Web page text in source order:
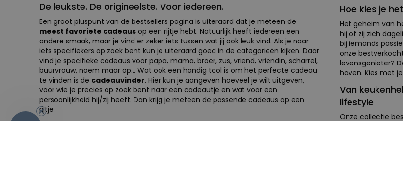
De leukste. De origineelste. Voor iedereen.
Een groot pluspunt van de bestsellers pagina is uiteraard dat je meteen de
meest favoriete cadeaus op een rijtje hebt. Natuurlijk heeft iedereen een
andere smaak, maar je vind er zeker iets tussen wat jij ook leuk vind. Als je naar
iets specifiekers op zoek bent kun je uiteraard goed in de categorieën kijken. Daar
vind je specifieke cadeaus voor papa, mama, broer, zus, vriend, vriendin, scharrel,
buurvrouw, noem maar op... Wat ook een handig tool is om het perfecte cadeau
te vinden is de cadeauvinder. Hier kun je aangeven hoeveel je wilt uitgeven,
voor wie je precies op zoek bent naar een cadeautje en wat voor een
persoonlijkheid hij/zij heeft. Dan krijg je meteen de passende cadeaus op een
rijtje.
Hoe kies je
Het geheim van
hij of zij zich
bij iemands
onze
levensgenieter?
haven. Kies met
Van
lifestyle
Onze collectie